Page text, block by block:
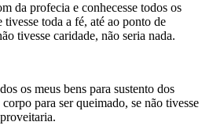
da profecia e conhecesse todos os
toda a fé, até ao ponto de
tivesse caridade, não seria nada.
os meus bens para sustento dos
para ser queimado, se não tivesse